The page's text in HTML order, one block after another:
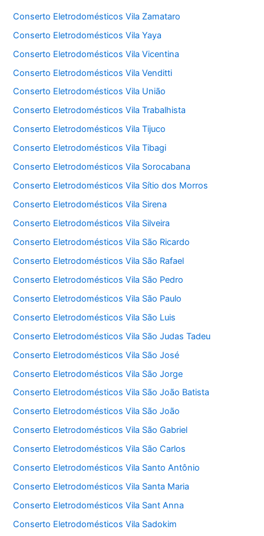
Conserto Eletrodomésticos Vila Zamataro
Conserto Eletrodomésticos Vila Yaya
Conserto Eletrodomésticos Vila Vicentina
Conserto Eletrodomésticos Vila Venditti
Conserto Eletrodomésticos Vila União
Conserto Eletrodomésticos Vila Trabalhista
Conserto Eletrodomésticos Vila Tijuco
Conserto Eletrodomésticos Vila Tibagi
Conserto Eletrodomésticos Vila Sorocabana
Conserto Eletrodomésticos Vila Sítio dos Morros
Conserto Eletrodomésticos Vila Sirena
Conserto Eletrodomésticos Vila Silveira
Conserto Eletrodomésticos Vila São Ricardo
Conserto Eletrodomésticos Vila São Rafael
Conserto Eletrodomésticos Vila São Pedro
Conserto Eletrodomésticos Vila São Paulo
Conserto Eletrodomésticos Vila São Luis
Conserto Eletrodomésticos Vila São Judas Tadeu
Conserto Eletrodomésticos Vila São José
Conserto Eletrodomésticos Vila São Jorge
Conserto Eletrodomésticos Vila São João Batista
Conserto Eletrodomésticos Vila São João
Conserto Eletrodomésticos Vila São Gabriel
Conserto Eletrodomésticos Vila São Carlos
Conserto Eletrodomésticos Vila Santo Antônio
Conserto Eletrodomésticos Vila Santa Maria
Conserto Eletrodomésticos Vila Sant Anna
Conserto Eletrodomésticos Vila Sadokim